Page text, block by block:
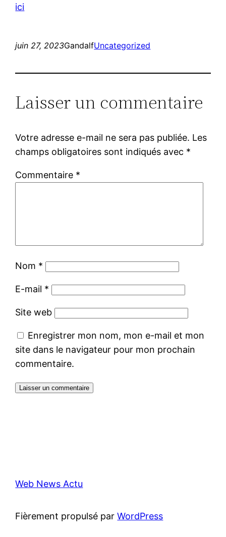
ici
juin 27, 2023GandalfUncategorized
Laisser un commentaire
Votre adresse e-mail ne sera pas publiée. Les
champs obligatoires sont indiqués avec *
Commentaire *
Nom *
E-mail *
Site web
Enregistrer mon nom, mon e-mail et mon
site dans le navigateur pour mon prochain
commentaire.
Web News Actu
Fièrement propulsé parWordPress